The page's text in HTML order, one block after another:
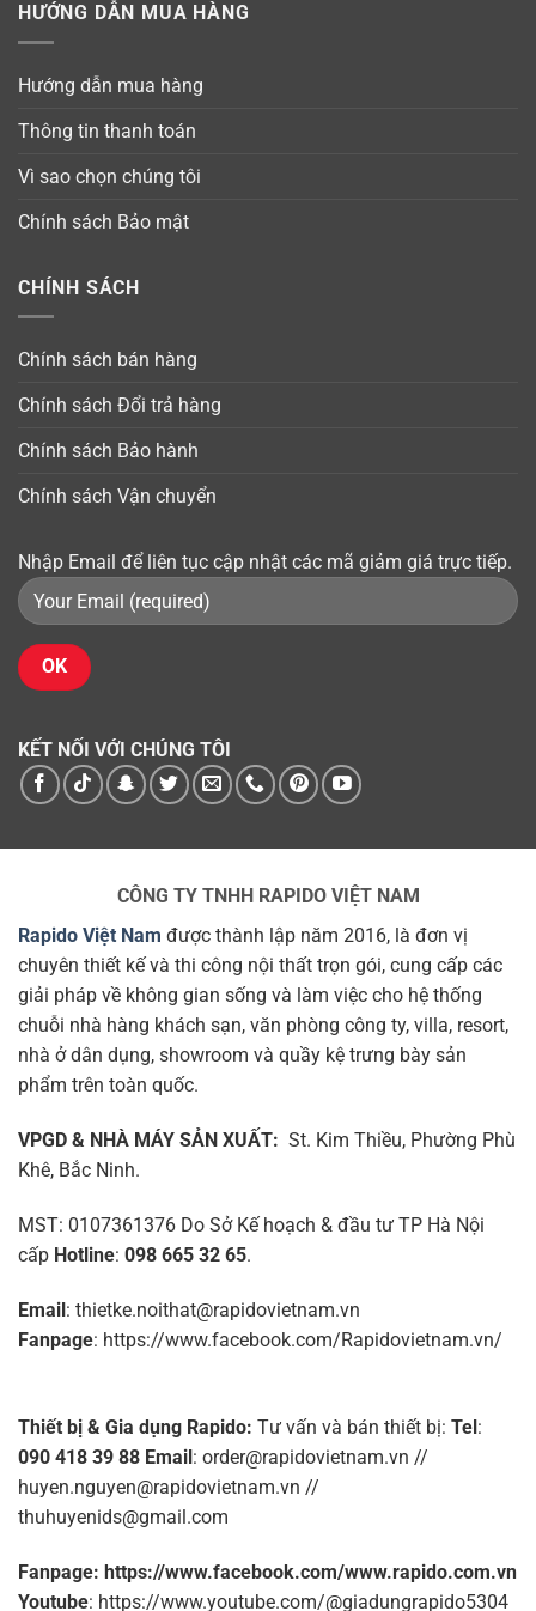
HƯỚNG DẪN MUA HÀNG
Hướng dẫn mua hàng
Thông tin thanh toán
Vì sao chọn chúng tôi
Chính sách Bảo mật
CHÍNH SÁCH
Chính sách bán hàng
Chính sách Đổi trả hàng
Chính sách Bảo hành
Chính sách Vận chuyển
Nhập Email để liên tục cập nhật các mã giảm giá trực tiếp.
KẾT NỐI VỚI CHÚNG TÔI
CÔNG TY TNHH RAPIDO VIỆT NAM
Rapido Việt Nam được thành lập năm 2016, là đơn vị
chuyên thiết kế và thi công nội thất trọn gói, cung cấp các
giải pháp về không gian sống và làm việc cho hệ thống
chuỗi nhà hàng khách sạn, văn phòng công ty, villa, resort,
nhà ở dân dụng, showroom và quầy kệ trưng bày sản
phẩm trên toàn quốc.
VPGD & NHÀ MÁY SẢN XUẤT: St. Kim Thiều, Phường Phù
Khê, Bắc Ninh.
MST: 0107361376 Do Sở Kế hoạch & đầu tư TP Hà Nội
cấp Hotline: 098 665 32 65.
Email: thietke.noithat@rapidovietnam.vn
Fanpage: https://www.facebook.com/Rapidovietnam.vn/
Thiết bị & Gia dụng Rapido: Tư vấn và bán thiết bị: Tel:
090 418 39 88 Email: order@rapidovietnam.vn //
huyen.nguyen@rapidovietnam.vn //
thuhuyenids@gmail.com
Fanpage: https://www.facebook.com/www.rapido.com.vn
Youtube: https://www.youtube.com/@giadungrapido5304